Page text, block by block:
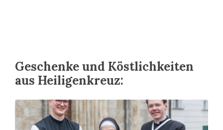
Geschenke und Köstlichkeiten
aus Heiligenkreuz: